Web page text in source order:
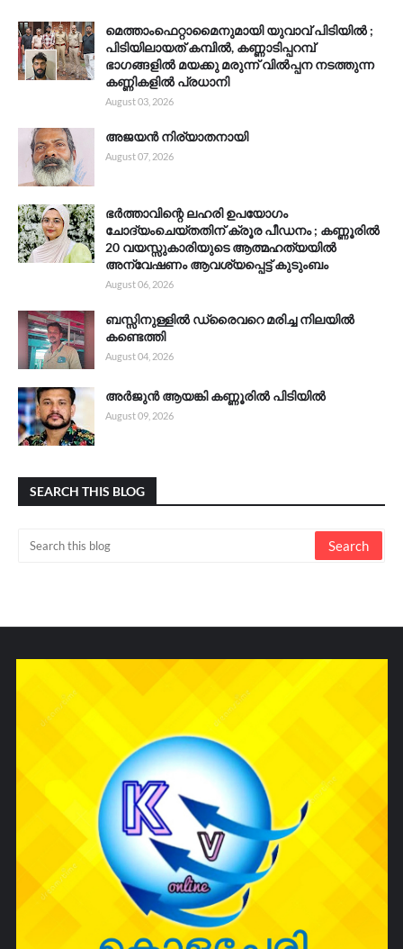
മെത്താംഫെറ്റാമൈനുമായി യുവാവ് പിടിയിൽ ;
പിടിയിലായത് കമ്പിൽ, കണ്ണാടിപ്പറമ്പ്
ഭാഗങ്ങളിൽ മയക്കു മരുന്ന് വിൽപ്പന നടത്തുന്ന
കണ്ണികളിൽ പ്രധാനി
August 03, 2026
അജയൻ നിര്യാതനായി
August 07, 2026
ഭർത്താവിന്റെ ലഹരി ഉപയോഗം
ചോദ്യംചെയ്തതിന് ക്രൂര പീഡനം ; കണ്ണൂരിൽ
20 വയസ്സുകാരിയുടെ ആത്മഹത്യയിൽ
അന്വേഷണം ആവശ്യപ്പെട്ട് കുടുംബം
August 06, 2026
ബസ്സിനുള്ളിൽ ഡ്രൈവറെ മരിച്ച നിലയിൽ
കണ്ടെത്തി
August 04, 2026
അർജുൻ ആയങ്കി കണ്ണൂരിൽ പിടിയിൽ
August 09, 2026
SEARCH THIS BLOG